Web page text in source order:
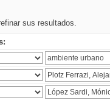
sus resultados.